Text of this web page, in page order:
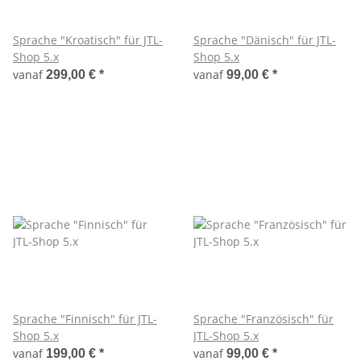
Sprache "Kroatisch" für JTL-
Shop 5.x
vanaf299,00 € *
Sprache "Dänisch" für JTL-
Shop 5.x
vanaf99,00 € *
Sprache "Finnisch" für JTL-
Shop 5.x
vanaf 199,00 € *
Sprache "Französisch" für
JTL-Shop 5.x
vanaf99,00 € *